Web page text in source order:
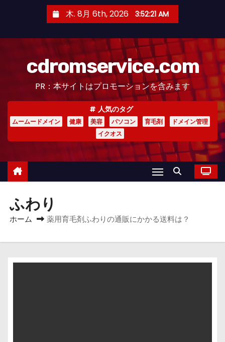
木. 8月 6th, 2026 3:52:22 AM
cdromservice.com
PR：本サイトはプロモーションを含みます
人気のタグ
ムームードメイン 健康 美容 パソコン 育毛剤
ドメイン管理
イクオス
ふわり
ホーム 薬用育毛剤ふわりの通販にかかる送料は？